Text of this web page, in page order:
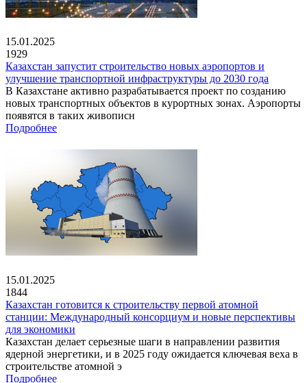
15.01.2025
1929
Казахстан запустит строительство новых аэропортов и
улучшение транспортной инфраструктуры до 2030 года
В Казахстане активно разрабатывается проект по созданию
новых транспортных объектов в курортных зонах. Аэропорты
появятся в таких живописн
Подробнее
15.01.2025
1844
Казахстан готовится к строительству первой атомной
станции: Международный консорциум и новые перспективы
для экономики
Казахстан делает серьезные шаги в направлении развития
ядерной энергетики, и в 2025 году ожидается ключевая веха в
строительстве атомной э
Подробнее